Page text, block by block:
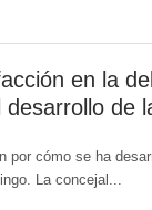
en la
desarrollo de
por cómo se ha
La concejal...